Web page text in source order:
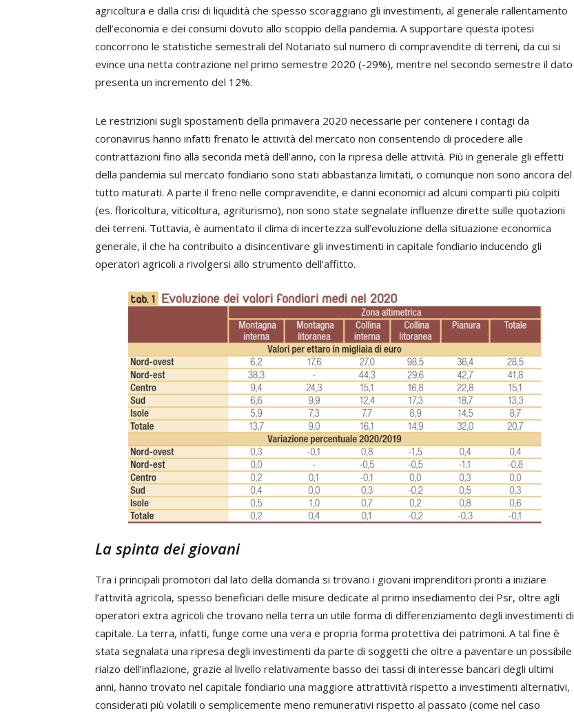
agricoltura e dalla crisi di liquidità che spesso scoraggiano gli investimenti, al generale rallentamento
dell’economia e dei consumi dovuto allo scoppio della pandemia. A supportare questa ipotesi
concorrono le statistiche semestrali del Notariato sul numero di compravendite di terreni, da cui si
evince una netta contrazione nel primo semestre 2020 (-29%), mentre nel secondo semestre il dato
presenta un incremento del 12%.
Le restrizioni sugli spostamenti della primavera 2020 necessarie per contenere i contagi da
coronavirus hanno infatti frenato le attività del mercato non consentendo di procedere alle
contrattazioni fino alla seconda metà dell’anno, con la ripresa delle attività. Più in generale gli effetti
della pandemia sul mercato fondiario sono stati abbastanza limitati, o comunque non sono ancora del
tutto maturati. A parte il freno nelle compravendite, e danni economici ad alcuni comparti più colpiti
(es. floricoltura, viticoltura, agriturismo), non sono state segnalate influenze dirette sulle quotazioni
dei terreni. Tuttavia, è aumentato il clima di incertezza sull’evoluzione della situazione economica
generale, il che ha contribuito a disincentivare gli investimenti in capitale fondiario inducendo gli
operatori agricoli a rivolgersi allo strumento dell’affitto.
La spinta dei giovani
Tra i principali promotori dal lato della domanda si trovano i giovani imprenditori pronti a iniziare
l’attività agricola, spesso beneficiari delle misure dedicate al primo insediamento dei Psr, oltre agli
operatori extra agricoli che trovano nella terra un utile forma di differenziamento degli investimenti di
capitale. La terra, infatti, funge come una vera e propria forma protettiva dei patrimoni. A tal fine è
stata segnalata una ripresa degli investimenti da parte di soggetti che oltre a paventare un possibile
rialzo dell’inflazione, grazie al livello relativamente basso dei tassi di interesse bancari degli ultimi
anni, hanno trovato nel capitale fondiario una maggiore attrattività rispetto a investimenti alternativi,
considerati più volatili o semplicemente meno remunerativi rispetto al passato (come nel caso